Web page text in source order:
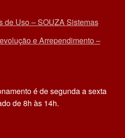
de Uso – SOUZA Sistemas
e Arrependimento –
é de segunda a sexta
de 8h às 14h.